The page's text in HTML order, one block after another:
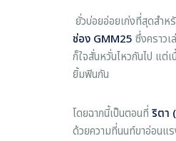
ยั่วบ่อยอ่อยเก่งที่สุดสำห
ช่อง GMM25 ซึ่งคราว
ก็ใจสั่นหวั่นไหวกันไป แต่
ยิ้มฟินกัน
โดยฉากนี้เป็นตอนที่ ริตา
ด้วยความที่นนท์ขาอ่อนแ